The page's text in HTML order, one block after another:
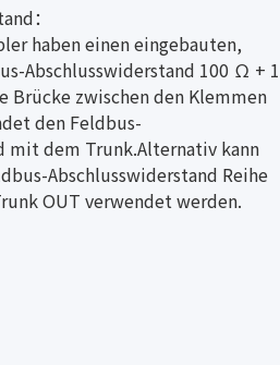
：
haben einen eingebauten,
Abschlusswiderstand 100 Ω + 1
Brücke zwischen den Klemmen
den Feldbus-
mit dem Trunk.Alternativ kann
Abschlusswiderstand Reihe
OUT verwendet werden.